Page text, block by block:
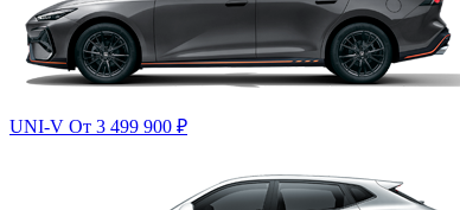
UNI-V От 3 499 900 ₽